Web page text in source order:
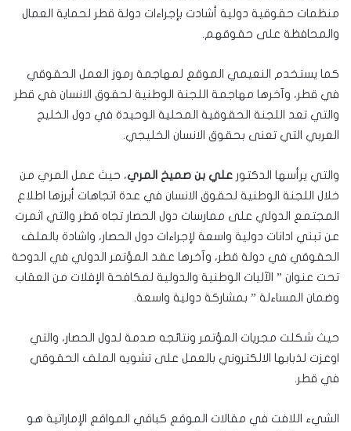
منظمات حقوقية دولية أشادت بإجراءات دولة قطر لحماية العمال
والمحافظة على حقوقهم.
كما يستخدم النعيمي الموقع لمهاجمة رموز العمل الحقوقي
في قطر، وآخرها مهاجمة اللجنة الوطنية لحقوق الانسان في قطر
والتي تعد اللجنة الحقوقية المحلية الوحيدة في دول الخليج
العربي التي تعنى بحقوق الانسان الخليجي.
والتي يرأسها الدكتور علي بن صميخ المري، حيث عمل المري من
خلال اللجنة الوطنية لحقوق الانسان في عدة اتجاهات أبرزها اطلاع
المجتمع الدولي على ممارسات دول الحصار تجاه قطر والتي اثمرت
عن تبني ادانات دولية واسعة لإجراءات دول الحصار، واشادة بالملف
الحقوقي في دولة قطر، وآخرها عقد المؤتمر الدولي في الدوحة
تحت عنوان ” الآليات الوطنية والدولية لمكافحة الإفلات من العقاب
وضمان المساءلة ” بمشاركة دولية واسعة.
حيث شكلت مجريات المؤتمر ونتائجه صدمة لدول الحصار، والتي
اوعزت لذبابها الالكتروني بالعمل على تشويه الملف الحقوقي
في قطر.
الشيء اللافت في مقالات الموقع كباقي المواقع الإماراتية هو